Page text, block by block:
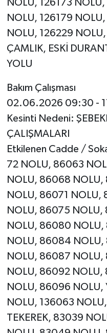
NOLU, 126173
NOLU, 126179
NOLU, 126229
ÇAMLIK, ESKİ
YOLU
Bakım Çalışması
02.06.2026 09:30 -
Kesinti Nedeni:
ÇALIŞMALARI
Etkilenen Cadde /
72 NOLU, 86063
NOLU, 86068
NOLU, 86071
NOLU, 86075
NOLU, 86080
NOLU, 86084
NOLU, 86087
NOLU, 86092
NOLU, 86096 NOLU,
NOLU, 136063
TEKEREK, 83039